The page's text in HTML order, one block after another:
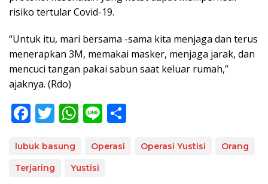
risiko tertular Covid-19.
“Untuk itu, mari bersama -sama kita menjaga dan terus
menerapkan 3M, memakai masker, menjaga jarak, dan
mencuci tangan pakai sabun saat keluar rumah,”
ajaknya. (Rdo)
F
e
b
T
itt
er
W
at
s
Li
e ar
lubuk basung Operasi Operasi Yustisi
Orang
Terjaring
Yustisi